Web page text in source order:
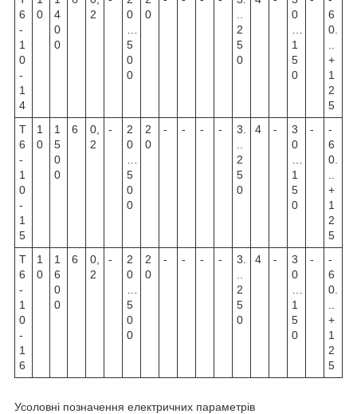
6
-
1
0
-
1
4
0
4
0
0
2
0
5
0
0
0
2
5
0
0
1
5
0
6
0.
+
1
2
5
Т
6
-
1
0
-
1
5
1
0
1
5
0
0
6
0,
2
-
2
0
5
0
0
2
0
- - - -
3.
2
5
0
4 -
3
0
1
5
0
-
-
6
0.
+
1
2
5
Т
6
-
1
0
-
1
6
1
0
1
6
0
0
6
0,
2
-
2
0
5
0
0
2
0
- - - -
3.
2
5
0
4 -
3
0
1
5
0
-
-
6
0.
+
1
2
5
Усоловні позначення електричних параметрів